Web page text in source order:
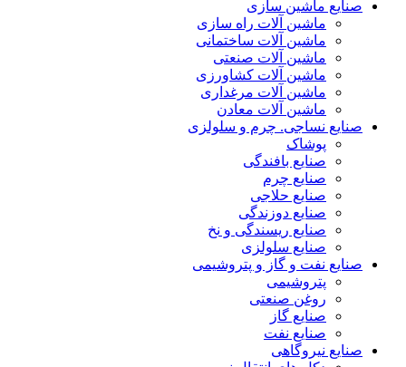
صنایع ماشین سازی
ماشین آلات راه سازی
ماشین آلات ساختمانی
ماشین آلات صنعتی
ماشین آلات کشاورزی
ماشین آلات مرغداری
ماشین آلات معادن
صنایع نساجی. چرم و سلولزی
پوشاک
صنایع بافندگی
صنایع چرم
صنایع حلاجی
صنایع دوزندگی
صنایع ریسندگی و نخ
صنایع سلولزی
صنایع نفت و گاز و پتروشیمی
پتروشیمی
روغن صنعتی
صنایع گاز
صنایع نفت
صنایع نیروگاهی